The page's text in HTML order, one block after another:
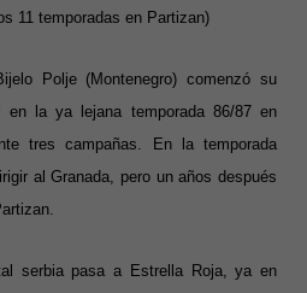
11 temporadas en Partizan)
Polje (Montenegro) comenzó su
en la ya lejana temporada 86/87 en
tres campañas. En la temporada
al Granada, pero un años después
serbia pasa a Estrella Roja, ya en